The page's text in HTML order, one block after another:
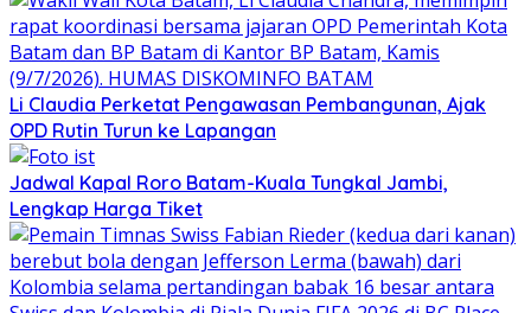
Li Claudia Perketat Pengawasan Pembangunan, Ajak
OPD Rutin Turun ke Lapangan
Jadwal Kapal Roro Batam-Kuala Tungkal Jambi,
Lengkap Harga Tiket